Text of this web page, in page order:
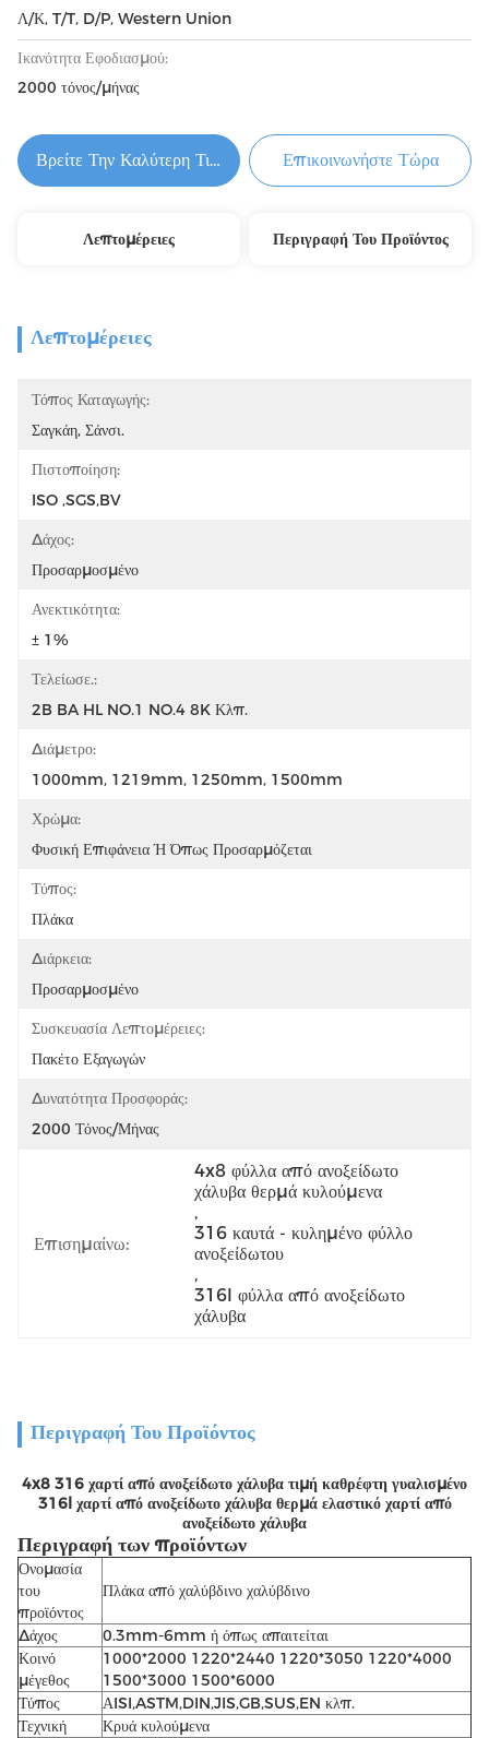
Λ/Κ, T/T, D/P, Western Union
Ικανότητα Εφοδιασμού:
2000 τόνος/μήνας
Βρείτε Την Καλύτερη Τιμή Επικοινωνήστε Τώρα
Λεπτομέρειες Περιγραφή Του Προϊόντος
Λεπτομέρειες
Τόπος Καταγωγής:
Σαγκάη, Σάνσι.
Πιστοποίηση:
ISO ,SGS,BV
Δάχος:
Προσαρμοσμένο
Ανεκτικότητα:
± 1%
Τελείωσε.:
2B BA HL NO.1 NO.4 8K Κλπ.
Διάμετρο:
1000mm, 1219mm, 1250mm, 1500mm
Χρώμα:
Φυσική Επιφάνεια Ή Όπως Προσαρμόζεται
Τύπος:
Πλάκα
Διάρκεια:
Προσαρμοσμένο
Συσκευασία Λεπτομέρειες:
Πακέτο Εξαγωγών
Δυνατότητα Προσφοράς:
2000 Τόνος/μήνας
Επισημαίνω:
4x8 φύλλα από ανοξείδωτο
χάλυβα θερμά κυλούμενα
,
316 καυτά - κυλημένο φύλλο
ανοξείδωτου
,
316l φύλλα από ανοξείδωτο
χάλυβα
Περιγραφή Του Προϊόντος
4x8 316 χαρτί από ανοξείδωτο χάλυβα τιμή καθρέφτη γυαλισμένο
316l χαρτί από ανοξείδωτο χάλυβα θερμά ελαστικό χαρτί από
ανοξείδωτο χάλυβα
Περιγραφή των προϊόντων
Ονομασία
του
προϊόντος
Πλάκα από χαλύβδινο χαλύβδινο
Δάχος
0.3mm-6mm ή όπως απαιτείται
Κοινό
μέγεθος
1000*2000 1220*2440 1220*3050 1220*4000
1500*3000 1500*6000
Τύπος
ΑISI,ASTM,DIN,JIS,GB,SUS,EN κλπ.
Τεχνική
Κρυά κυλούμενα